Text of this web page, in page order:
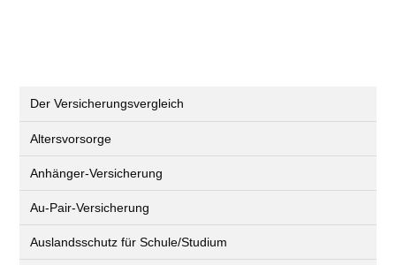
Der Versicherungsvergleich
Altersvorsorge
Anhänger-Versicherung
Au-Pair-Versicherung
Auslandsschutz für Schule/Studium